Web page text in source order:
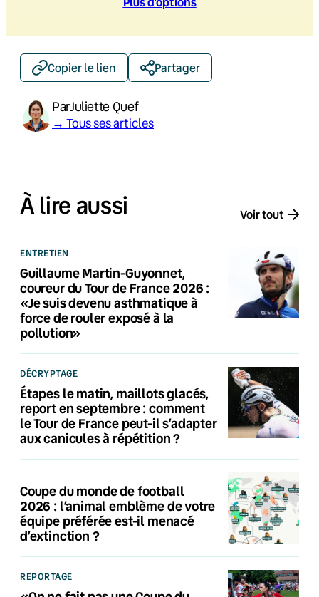
Copier le lien Partager
ParJuliette Quef
→ Tous ses articles
À lire aussi Voir tout
ENTRETIEN
Guillaume Martin-Guyonnet,
coureur du Tour de France 2026 :
«Je suis devenu asthmatique à
force de rouler exposé à la
pollution»
DÉCRYPTAGE
Étapes le matin, maillots glacés,
report en septembre : comment
le Tour de France peut-il s’adapter
aux canicules à répétition ?
Coupe du monde de football
2026 : l’animal emblème de votre
équipe préférée est-il menacé
d’extinction ?
REPORTAGE